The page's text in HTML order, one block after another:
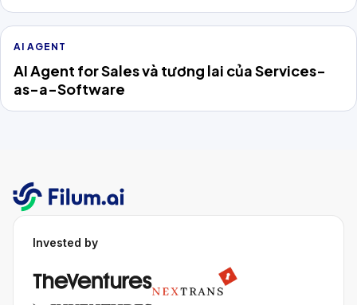
AI AGENT
AI Agent for Sales và tương lai của Services-
as-a-Software
Invested by